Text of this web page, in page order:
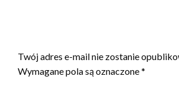
Twój adres e-mail nie zostanie
Wymagane pola są oznaczone*